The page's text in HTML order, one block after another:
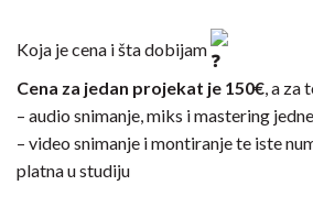
Koja je cena i šta dobijam
Cena za jedan projekat je 150€, a za
– audio snimanje, miks i mastering
– video snimanje i montiranje te iste
platna u studiju